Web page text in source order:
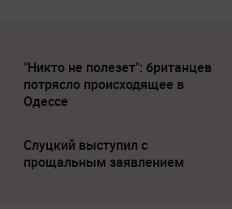
"Никто не полезет": британцев
потрясло происходящее в
Одессе
Слуцкий выступил с
прощальным заявлением